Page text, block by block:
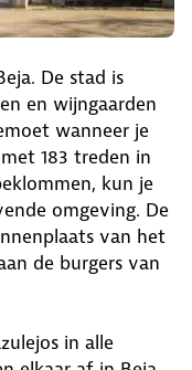
De stad is
en wijngaarden
wanneer je
183 treden in
kun je
omgeving. De
van het
de burgers van
in alle